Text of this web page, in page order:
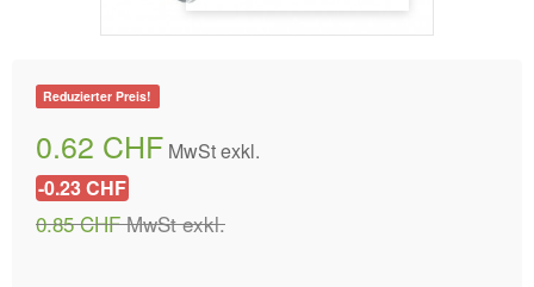
Reduzierter Preis!
0.62 CHF MwSt exkl.
-0.23 CHF
0.85 CHFMwSt exkl.